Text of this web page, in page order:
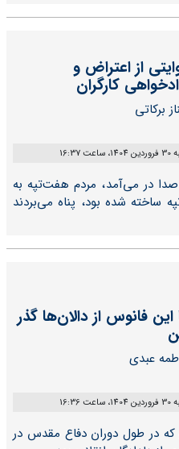
از اعتراض و
کارگران
برکاتی
16:37
در می‌آمد، مردم هفت‌تپه به
شده بود، پناه می‌بردند
این فانوس از دالان‌ها گذر
عبدی
16:36
در طول دوران دفاع مقدس در